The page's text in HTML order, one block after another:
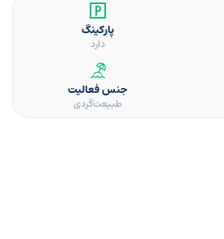
پارکینگ
دارد
جنس فعالیت
طبیعت‌گردی